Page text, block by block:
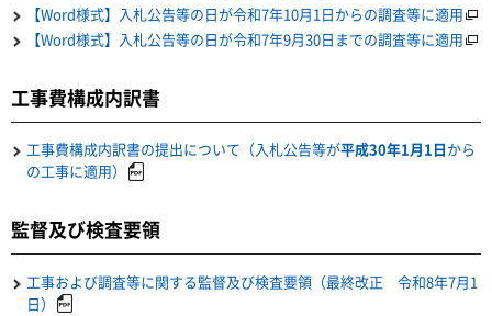
【Word様式】入札公告等の日が令和7年10月1日からの調査等に適用
【Word様式】入札公告等の日が令和7年9月30日までの調査等に適用
工事費構成内訳書
工事費構成内訳書の提出について（入札公告等が平成30年1月1日から
の工事に適用）
監督及び検査要領
工事および調査等に関する監督及び検査要領（最終改正 令和8年7月1
日）